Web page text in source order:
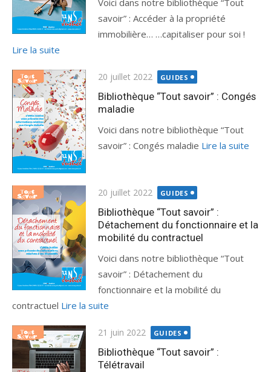
savoir” : Accéder à la propriété
immobilière… …capitaliser pour soi !
Lire la suite
Publié
le
20 juillet 2022 GUIDES
Bibliothèque “Tout savoir” : Congés
maladie
Voici dans notre bibliothèque “Tout
savoir” : Congés maladie Lire la suite
Publié
le
20 juillet 2022 GUIDES
Bibliothèque “Tout savoir” :
Détachement du fonctionnaire et la
mobilité du contractuel
Voici dans notre bibliothèque “Tout
savoir” : Détachement du
fonctionnaire et la mobilité du
contractuel Lire la suite
Publié
le
21 juin 2022 GUIDES
Bibliothèque “Tout savoir” :
Télétravail